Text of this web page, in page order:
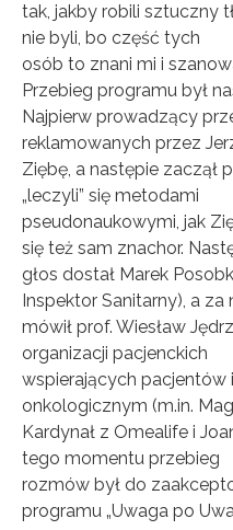
tak, jakby robili sztuczny
nie byli, bo część tych
osób to znani mi i
Przebieg programu był
Najpierw prowadzący
reklamowanych przez
Ziębę, a następie zaczął
„leczyli” się metodami
pseudonaukowymi, jak
się też sam znachor.
głos dostał Marek
Inspektor Sanitarny), a za
mówił prof. Wiesław
organizacji pacjenckich
wspierających pacjentów
onkologicznym (m.in.
Kardynał z Omealife i
tego momentu przebieg
rozmów był do
programu „Uwaga po